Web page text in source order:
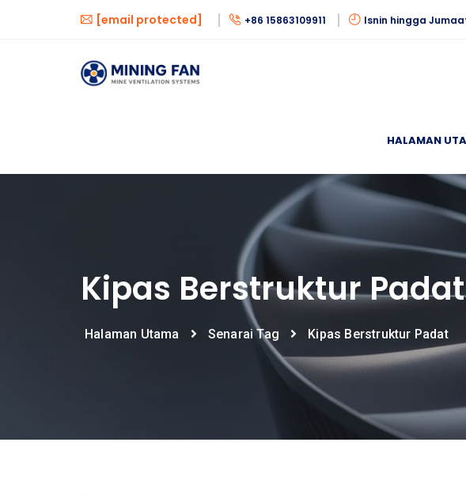
[email protected] +86 15863109911 Isnin hingga
HALAMAN
Kipas Berstruktur Padat
Halaman Utama Senarai Tag Kipas Berstruktur Padat